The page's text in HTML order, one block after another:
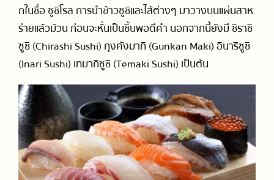
กในชื่อ ซูชิโรล การนำข้าวซูชิและไส้ต่างๆ มาวางบนแผ่นสาห
ร่ายแล้วม้วน ก่อนจะหั่นเป็นชิ้นพอดีคำ นอกจากนี้ยังมี ชิราชิ
ซูชิ (Chirashi Sushi) กุงคังมากิ (Gunkan Maki) อินาริซูชิ
(Inari Sushi) เทมากิซูชิ (Temaki Sushi) เป็นต้น